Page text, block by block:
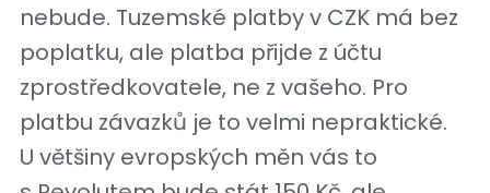
nebude. Tuzemské platby v CZK má bez
poplatku, ale platba přijde z účtu
zprostředkovatele, ne z vašeho. Pro
platbu závazků je to velmi nepraktické.
U většiny evropských měn vás to